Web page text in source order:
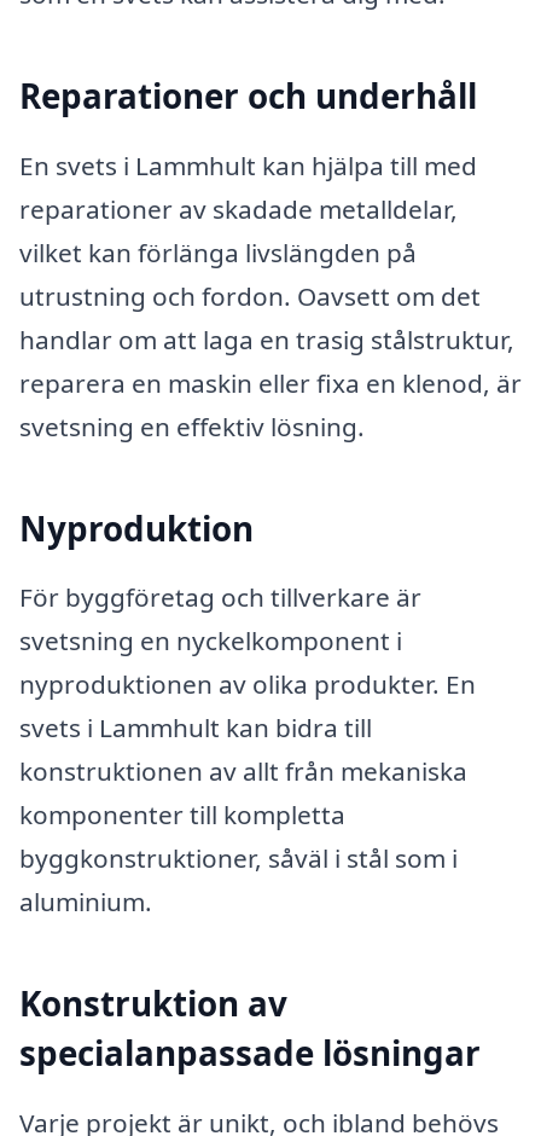
Reparationer och underhåll
En svets i Lammhult kan hjälpa till med
reparationer av skadade metalldelar,
vilket kan förlänga livslängden på
utrustning och fordon. Oavsett om det
handlar om att laga en trasig stålstruktur,
reparera en maskin eller fixa en klenod, är
svetsning en effektiv lösning.
Nyproduktion
För byggföretag och tillverkare är
svetsning en nyckelkomponent i
nyproduktionen av olika produkter. En
svets i Lammhult kan bidra till
konstruktionen av allt från mekaniska
komponenter till kompletta
byggkonstruktioner, såväl i stål som i
aluminium.
Konstruktion av
specialanpassade lösningar
Varje projekt är unikt, och ibland behövs